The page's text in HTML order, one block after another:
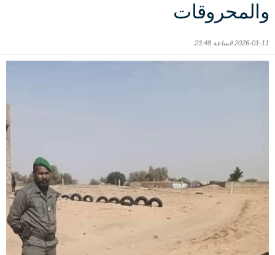
والمحروقات
2026-01-11 الساعة 23:48